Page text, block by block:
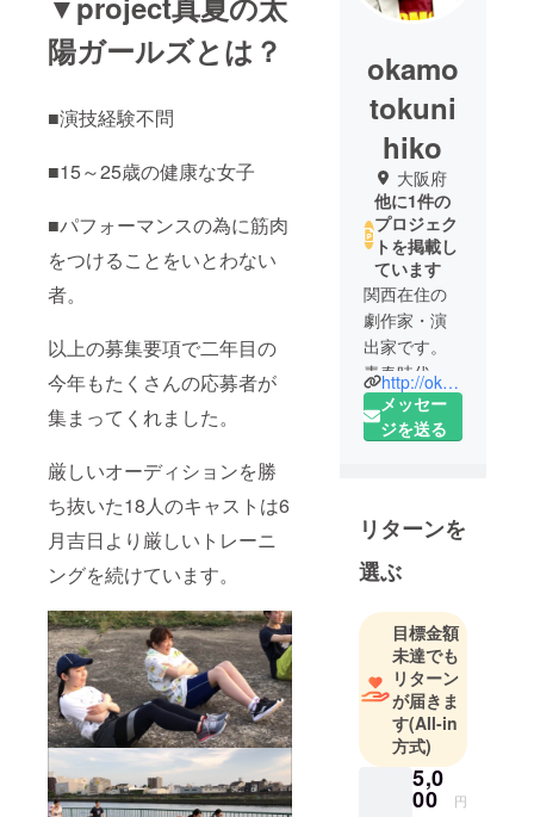
陽ガールズとは？
■演技経験不問
■15～25歳の健康な女子
■パフォーマンスの為に筋肉
をつけることをいとわない
者。
以上の募集要項で二年目の
今年もたくさんの応募者が
集まってくれました。
厳しいオーディションを勝
ち抜いた18人のキャストは6
月吉日より厳しいトレーニ
ングを続けています。
okamo
tokuni
hiko
大阪府
他に1件の
プロジェク
トを掲載し
ています
関西在住の
劇作家・演
出家です。
青春時代に
憧れた小劇
場の熱気と
願っていま
す。
応援よろし
くお願いし
ます。
http://okaq215.blog.fc2.com/
メッセー
ジを送る
リターンを
選ぶ
目標金額
未達でも
リターン
が届きま
す(All-in
方式)
5,0
00 円